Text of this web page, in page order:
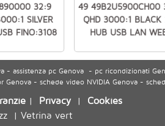
32:9
SILVER
FINO:3108
49 49B2U5900CH00
QHD 3000:1 BLACK
HUB USB LAN
assistenza pc Genova - pc ricondizionati
- schede video NVIDIA Genova -
| Privacy| Cookies
| Vetrina vert